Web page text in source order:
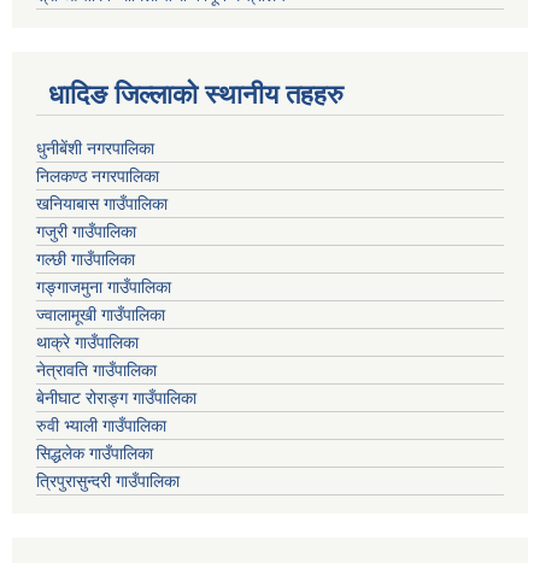
धादिङ जिल्लाकाे स्थानीय तहहरु
धुनीबेंशी नगरपालिका
निलकण्ठ नगरपालिका
खनियाबास गाउँपालिका
गजुरी गाउँपालिका
गल्छी गाउँपालिका
गङ्गाजमुना गाउँपालिका
ज्वालामूखी गाउँपालिका
थाक्रे गाउँपालिका
नेत्रावति गाउँपालिका
बेनीघाट रोराङ्ग गाउँपालिका
रुवी भ्याली गाउँपालिका
सिद्धलेक गाउँपालिका
त्रिपुरासुन्दरी गाउँपालिका